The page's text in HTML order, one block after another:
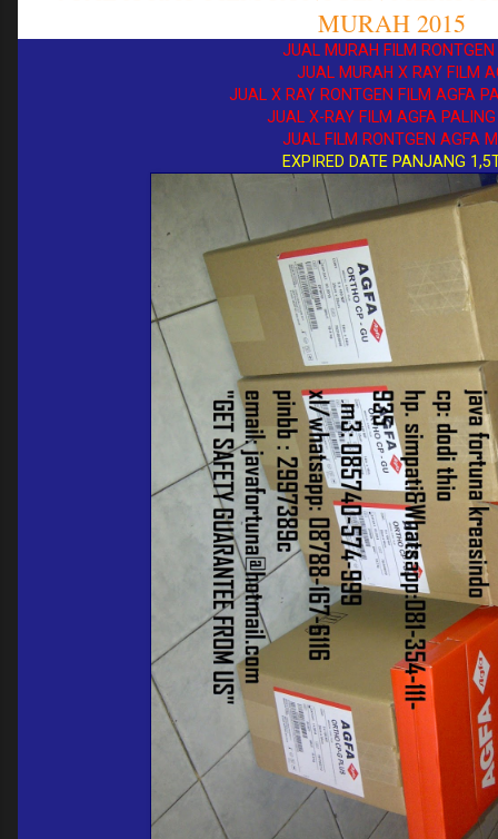
MURAH 2015
JUAL MURAH FILM RONTGEN
JUAL MURAH X RAY FILM
JUAL X RAY RONTGEN FILM AGFA
JUAL X-RAY FILM AGFA
JUAL FILM RONTGEN AGFA
EXPIRED DATE PANJANG